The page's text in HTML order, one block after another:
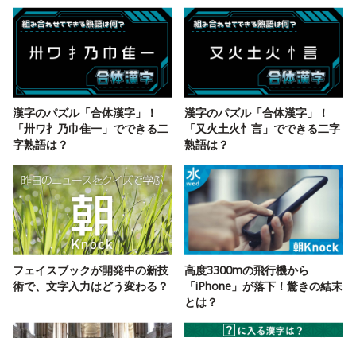
漢字のパズル「合体漢字」！
「卅ワ扌乃巾隹一」でできる二
字熟語は？
漢字のパズル「合体漢字」！
「又火土火忄言」でできる二字
熟語は？
フェイスブックが開発中の新技
術で、文字入力はどう変わる？
高度3300mの飛行機から
「iPhone」が落下！驚きの結末
とは？